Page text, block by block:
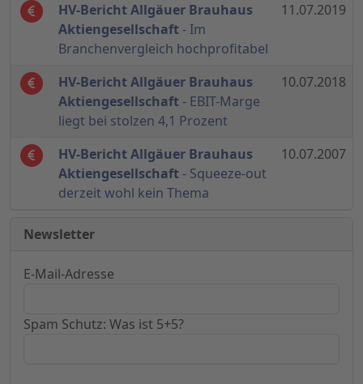
HV-Bericht Allgäuer Brauhaus
Aktiengesellschaft- Im
Branchenvergleich hochprofitabel
11.07.2019
HV-Bericht Allgäuer Brauhaus
Aktiengesellschaft - EBIT-Marge
liegt bei stolzen 4,1 Prozent
10.07.2018
HV-Bericht Allgäuer Brauhaus
Aktiengesellschaft- Squeeze-out
derzeit wohl kein Thema
10.07.2007
Newsletter
E-Mail-Adresse
Spam Schutz: Was ist 5+5?